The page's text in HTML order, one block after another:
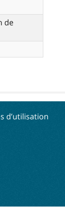
de
d’utilisation